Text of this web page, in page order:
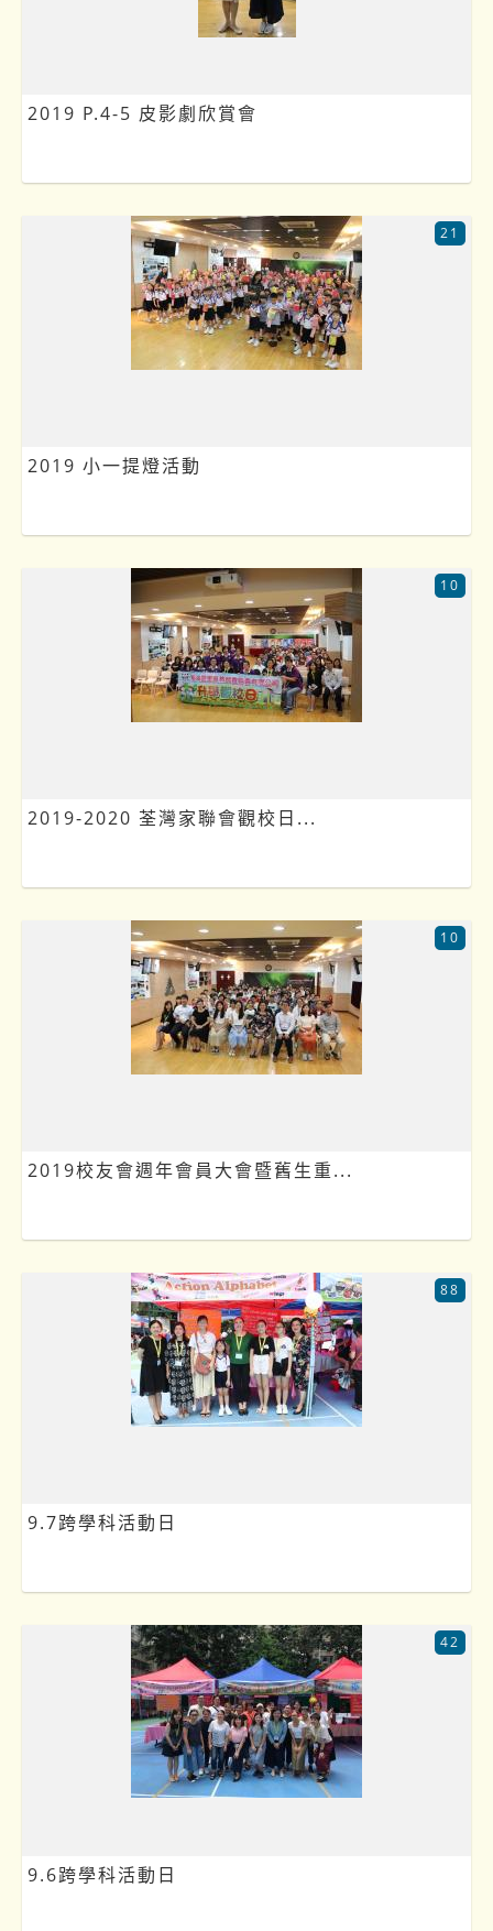
2019 P.4-5 皮影劇欣賞會
2019 小一提燈活動
21
2019-2020 荃灣家聯會觀校日...
10
2019校友會週年會員大會暨舊生重...
10
9.7跨學科活動日
88
9.6跨學科活動日
42